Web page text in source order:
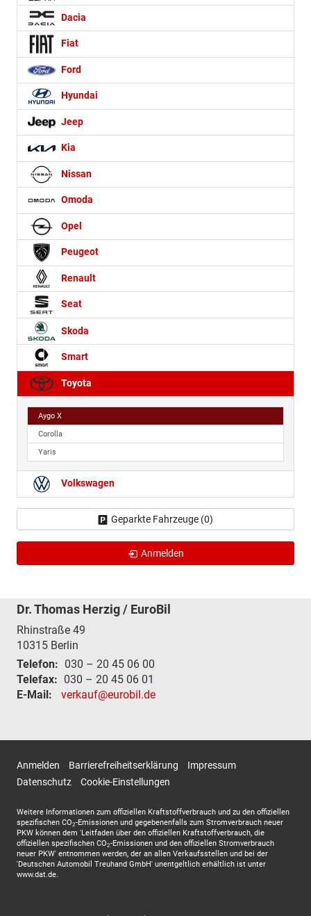
Dacia
Fiat
Ford
Hyundai
Jeep
Kia
Nissan
Omoda
Opel
Peugeot
Renault
Seat
Skoda
Smart
Toyota
Aygo X
Corolla
Yaris
Volkswagen
Geparkte Fahrzeuge (0)
Anmelden
Dr. Thomas Herzig / EuroBil
Rhinstraße 49
10315 Berlin
Telefon: 030 – 20 45 06 00
Telefax: 030 – 20 45 06 01
E-Mail:
verkauf@eurobil.de
Anmelden Barrierefreiheitserklärung
Impressum
Datenschutz
Cookie-Einstellungen
Weitere Informationen zum offiziellen Kraftstoffverbrauch und zu den offiziellen
spezifischen CO2-Emissionen und gegebenenfalls zum Stromverbrauch neuer
PKW können dem 'Leitfaden über den offiziellen Kraftstoffverbrauch, die
offiziellen spezifischen CO2-Emissionen und den offiziellen Stromverbrauch
neuer PKW' entnommen werden, der an allen Verkaufsstellen und bei der
'Deutschen Automobil Treuhand GmbH' unentgeltlich erhältlich ist unter
www.dat.de.